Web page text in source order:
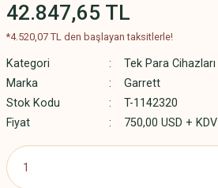
42.847,65 TL
*4.520,07 TL den başlayan taksitlerle!
Kategori
Tek Para Cihazları
Marka
Garrett
Stok Kodu
T-1142320
Fiyat
750,00 USD + KDV